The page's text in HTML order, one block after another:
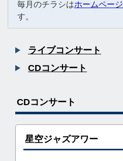
毎月のチラシはホームページ
す。
ライブコンサート
CDコンサート
CDコンサート
星空ジャズアワー